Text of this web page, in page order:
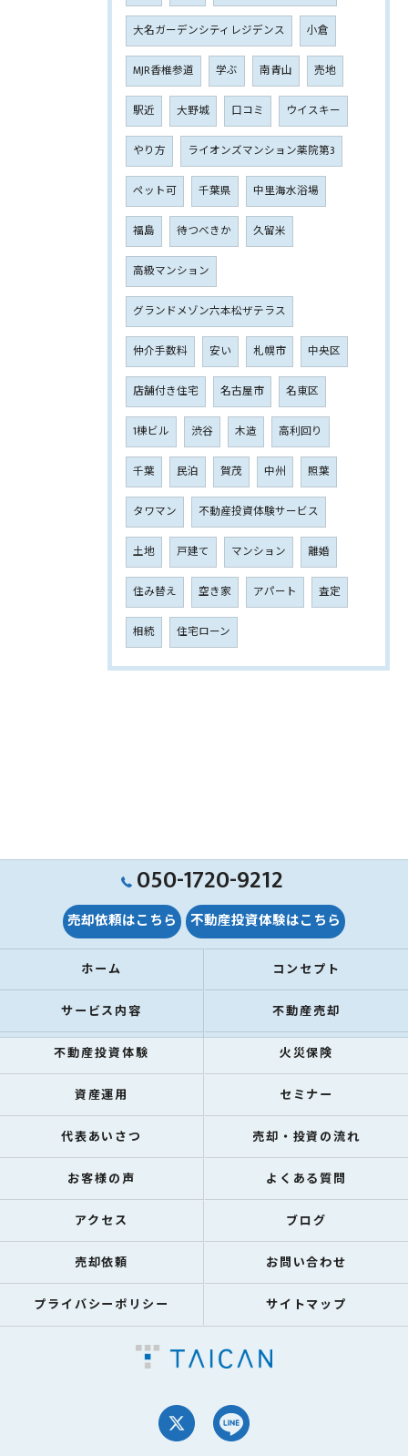
大名ガーデンシティレジデンス 小倉
MJR香椎参道 学ぶ 南青山 売地
駅近 大野城 口コミ ウイスキー
やり方 ライオンズマンション薬院第3
ペット可 千葉県 中里海水浴場
福島 待つべきか 久留米
高級マンション
グランドメゾン六本松ザテラス
仲介手数料 安い 札幌市 中央区
店舗付き住宅 名古屋市 名東区
1棟ビル 渋谷 木造 高利回り
千葉 民泊 賀茂 中州 照葉
タワマン 不動産投資体験サービス
土地 戸建て マンション 離婚
住み替え 空き家 アパート 査定
相続 住宅ローン
050-1720-9212
売却依頼はこちら 不動産投資体験はこちら
ホーム コンセプト
サービス内容 不動産売却
不動産投資体験 火災保険
資産運用 セミナー
代表あいさつ 売却・投資の流れ
お客様の声 よくある質問
アクセス ブログ
売却依頼 お問い合わせ
プライバシーポリシー サイトマップ